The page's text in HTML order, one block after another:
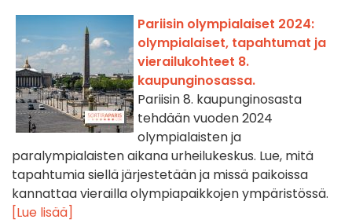
Pariisin olympialaiset 2024:
olympialaiset, tapahtumat ja
vierailukohteet 8.
kaupunginosassa.
Pariisin 8. kaupunginosasta
tehdään vuoden 2024
olympialaisten ja
paralympialaisten aikana urheilukeskus. Lue, mitä
tapahtumia siellä järjestetään ja missä paikoissa
kannattaa vierailla olympiapaikkojen ympäristössä.
[Lue lisää]